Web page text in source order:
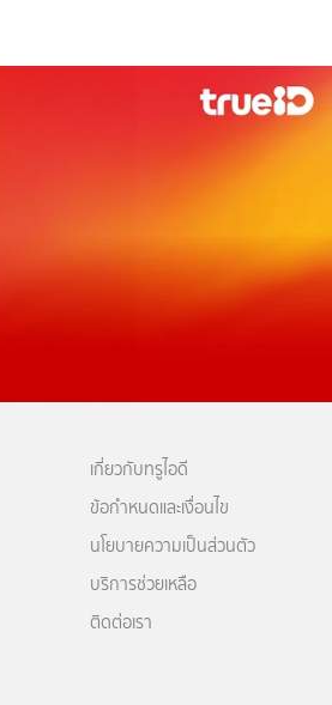
เกี่ยวกับทรูไอดี
ข้อกำหนดและเงื่อนไข
นโยบายความเป็นส่วนตัว
บริการช่วยเหลือ
ติดต่อเรา